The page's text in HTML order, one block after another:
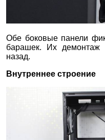
Обе боковые панели
барашек. Их демонтаж
назад.
Внутреннее строение